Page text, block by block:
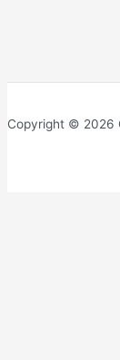
Copyright © 2026